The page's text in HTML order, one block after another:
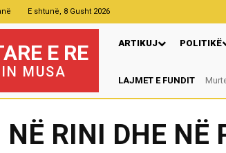
E shtunë, 8 Gusht 2026
E RE
MUSA
ARTIKUJ POLITIKË
LAJMET E FUNDITMurtez
NË RINI DHE NË